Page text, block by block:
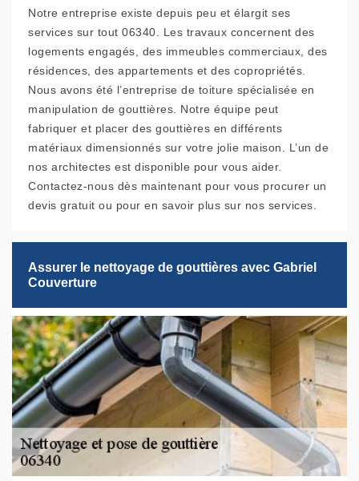
Notre entreprise existe depuis peu et élargit ses
services sur tout 06340. Les travaux concernent des
logements engagés, des immeubles commerciaux, des
résidences, des appartements et des copropriétés.
Nous avons été l’entreprise de toiture spécialisée en
manipulation de gouttières. Notre équipe peut
fabriquer et placer des gouttières en différents
matériaux dimensionnés sur votre jolie maison. L’un de
nos architectes est disponible pour vous aider.
Contactez-nous dès maintenant pour vous procurer un
devis gratuit ou pour en savoir plus sur nos services.
Assurer le nettoyage de gouttières avec Gabriel
Couverture